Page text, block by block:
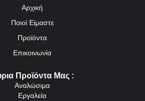
Αρχική
Ποιοί Είμαστε
Προϊόντα
Επικοινωνία
Προϊόντα Μας :
Αναλώσιμα
Εργαλεία